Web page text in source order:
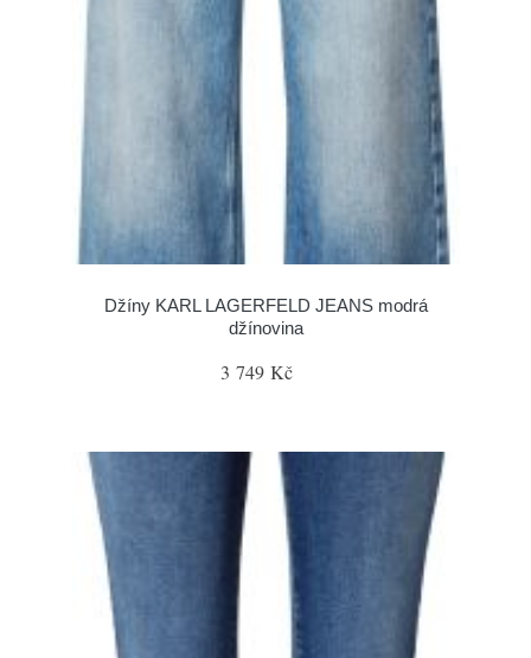
Džíny KARL LAGERFELD JEANS modrá
džínovina
3 749 Kč